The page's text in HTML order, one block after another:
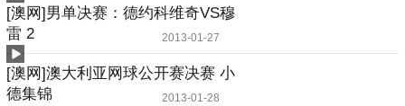
[澳网]男单决赛：德约科维奇VS穆
雷 2
2013-01-27
[澳网]澳大利亚网球公开赛决赛 小
德集锦
2013-01-28